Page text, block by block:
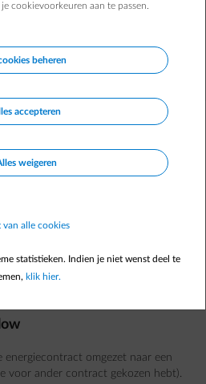
het ziekenfonds. Deze maatregel
van toepassing op je sociaal tarief
tegemoetkoming.
omgezet naar een
voor ander contract gekozen hebt).
cookievoorkeuren aan te passen.
beheren
accepteren
weigeren
van alle cookies
statistieken. Indien je niet wenst deel te
klik hier.